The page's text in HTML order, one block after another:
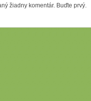
žiadny komentár. Buďte prvý.